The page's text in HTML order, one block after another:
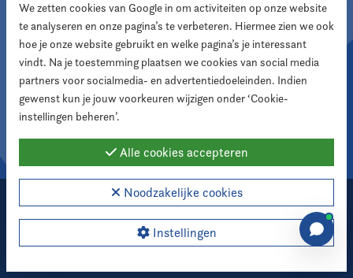
Aanmelden
Volg ons
2026 Nederlandse Vereniging voor Raadsleden
Cookie instellingen
We zetten cookies van Google in om activiteiten op onze website
te analyseren en onze pagina’s te verbeteren. Hiermee zien we ook
hoe je onze website gebruikt en welke pagina’s je interessant
vindt. Na je toestemming plaatsen we cookies van social media
partners voor socialmedia- en advertentiedoeleinden. Indien
gewenst kun je jouw voorkeuren wijzigen onder ‘Cookie-
instellingen beheren’.
Alle cookies accepteren
Noodzakelijke cookies
Instellingen